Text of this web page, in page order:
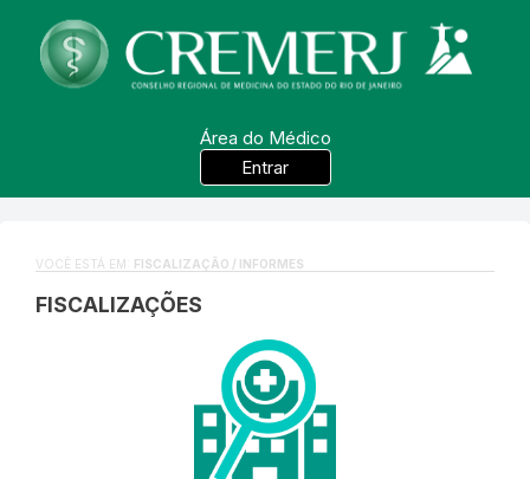
Área do Médico
Entrar
VOCÊ ESTÁ EM: FISCALIZAÇÃO / INFORMES
FISCALIZAÇÕES